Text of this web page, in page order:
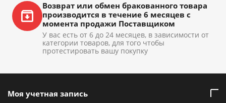
Возврат или обмен бракованного товара
производится в течение 6 месяцев с
момента продажи Поставщиком
У вас есть от 6 до 24 месяцев, в зависимости от
категории товаров, для того чтобы
протестировать вашу покупку
Моя учетная запись